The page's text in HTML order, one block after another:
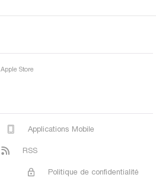
Apple Store
Applications Mobile
RSS
Politique de confidentialité